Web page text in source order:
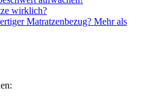
wirklich?
Matratzenbezug? Mehr als